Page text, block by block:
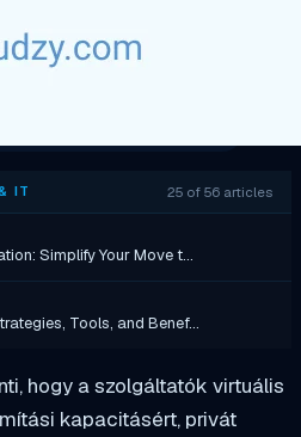
IT 25 of 56 articles
Simplify Your Move t…
Tools, and Benef…
hogy a szolgáltatók virtuális
kapacitásért, privát